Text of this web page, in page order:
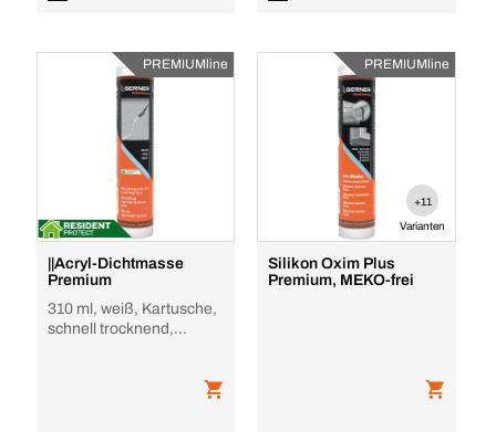
PREMIUMline
||Acryl-Dichtmasse
Premium
310 ml, weiß, Kartusche,
schnell trocknend,
PREMIUMline
+11
Varianten
Silikon Oxim Plus
Premium, MEKO-frei